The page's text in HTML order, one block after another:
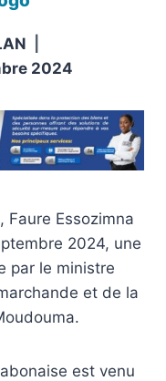
2024
Faure Essozimna
2024, une
par le ministre
et de la
est venu